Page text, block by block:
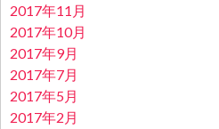
2017年11月
2017年10月
2017年9月
2017年7月
2017年5月
2017年2月